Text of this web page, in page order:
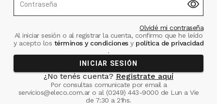
Contraseña
Olvidé mi contraseña
Al iniciar sesión o al registrar la cuenta, confirmo que he leído
y acepto los términos y condiciones ypolítica de privacidad
.
INICIAR SESIÓN
¿No tenés cuenta? Registrate aquí
Por consultas comunicate por email a
servicios@eleco.com.aro al (0249) 443-9000 de Lun a Vie
de 7:30 a 21hs.